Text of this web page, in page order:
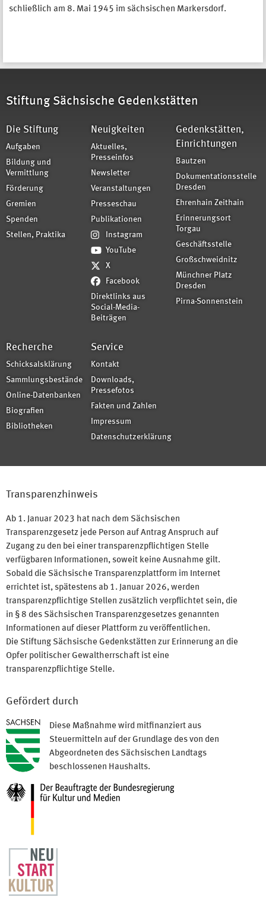
schließlich am 8. Mai 1945 im sächsischen Markersdorf.
Stiftung Sächsische Gedenkstätten
Die Stiftung
Aufgaben
Bildung und
Vermittlung
Förderung
Gremien
Spenden
Stellen, Praktika
Neuigkeiten
Aktuelles,
Presseinfos
Newsletter
Veranstaltungen
Presseschau
Publikationen
Instagram
YouTube
X
Facebook
Direktlinks aus
Social-Media-
Beiträgen
Gedenkstätten,
Einrichtungen
Bautzen
Dokumentationsstelle
Dresden
Ehrenhain Zeithain
Erinnerungsort
Torgau
Geschäftsstelle
Großschweidnitz
Münchner Platz
Dresden
Pirna-Sonnenstein
Recherche
Schicksalsklärung
Sammlungsbestände
Online-Datenbanken
Biografien
Bibliotheken
Service
Kontakt
Downloads,
Pressefotos
Fakten und Zahlen
Impressum
Datenschutzerklärung
Transparenzhinweis
Ab 1. Januar 2023 hat nach dem Sächsischen
Transparenzgesetz jede Person auf Antrag Anspruch auf
Zugang zu den bei einer transparenzpflichtigen Stelle
verfügbaren Informationen, soweit keine Ausnahme gilt.
Sobald die Sächsische Transparenzplattform im Internet
errichtet ist, spätestens ab 1. Januar 2026, werden
transparenzpflichtige Stellen zusätzlich verpflichtet sein, die
in § 8 des Sächsischen Transparenzgesetzes genannten
Informationen auf dieser Plattform zu veröffentlichen.
Die Stiftung Sächsische Gedenkstätten zur Erinnerung an die
Opfer politischer Gewaltherrschaft ist eine
transparenzpflichtige Stelle.
Gefördert durch
Diese Maßnahme wird mitfinanziert aus
Steuermitteln auf der Grundlage des von den
Abgeordneten des Sächsischen Landtags
beschlossenen Haushalts.